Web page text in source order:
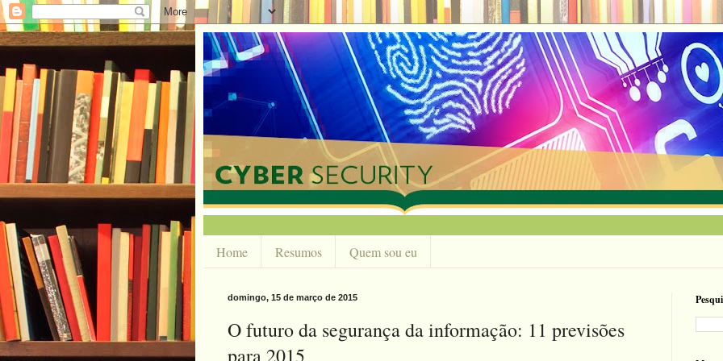
Home Resumos Quem sou eu
domingo, 15 de março de 2015
O futuro da segurança da informação: 11 previsões
para 2015